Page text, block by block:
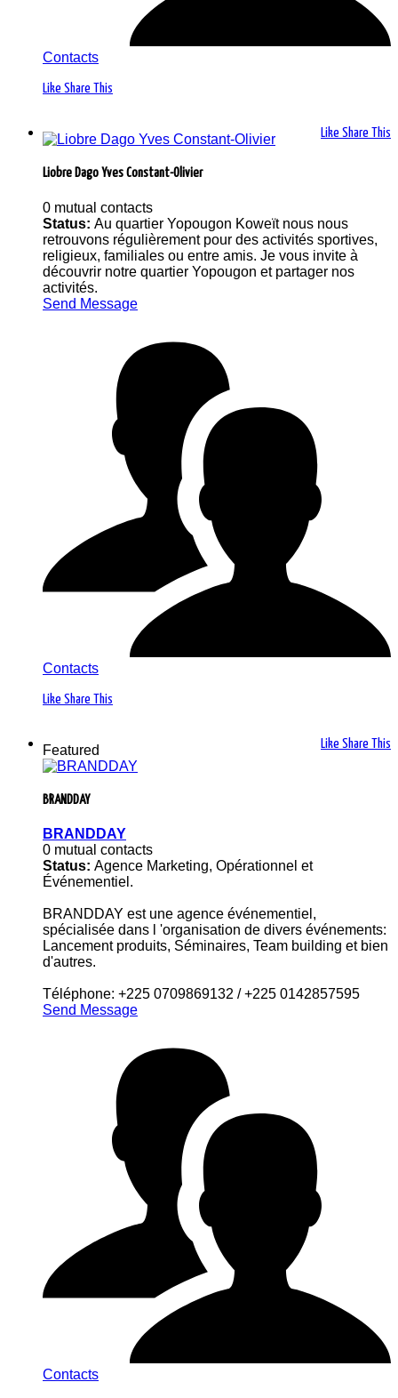
Contacts
Like Share This
Like Share This
Liobre Dago Yves Constant-Olivier
0 mutual contacts
Status: Au quartier Yopougon Koweït nous nous
retrouvons régulièrement pour des activités sportives,
religieux, familiales ou entre amis. Je vous invite à
découvrir notre quartier Yopougon et partager nos
activités.
Send Message
Contacts
Like Share This
Like Share This
Featured
BRANDDAY
BRANDDAY
0 mutual contacts
Status: Agence Marketing, Opérationnel et
Événementiel.
BRANDDAY est une agence événementiel,
spécialisée dans l 'organisation de divers événements:
Lancement produits, Séminaires, Team building et bien
d'autres.
Téléphone: +225 0709869132 / +225 0142857595
Send Message
Contacts